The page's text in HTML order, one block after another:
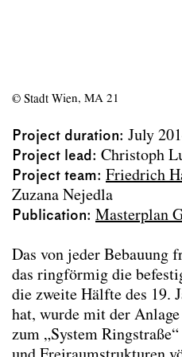
© Stadt Wien, MA 21
Project duration July
Project lead Christoph
Project team Friedrich
Zuzana Nejedla
Publication Masterplan
Das von jeder Bebauung
das ringförmig die
die zweite Hälfte des 19.
hat, wurde mit der
zum „System
URBWATER
Stadterneuerung
urban_managua
O! Wohnen und
CIDEP - City
urbanité mon amour
Vienna - Buenos
Ongoing dissertations
Completed
Publications